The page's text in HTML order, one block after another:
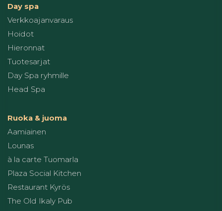
Day spa
Verkkoajanvaraus
Hoidot
Hieronnat
Tuotesarjat
Day Spa ryhmille
Head Spa
Ruoka & juoma
Aamiainen
Lounas
à la carte Tuomarla
Plaza Social Kitchen
Restaurant Kyrös
The Old Ikaly Pub